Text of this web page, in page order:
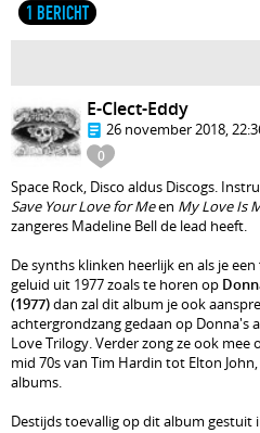
1 BERICHT
0
E-Clect-Eddy
26 november 2018,
Space Rock, Disco aldus Discogs.
Save Your Love for Meen My Love Is
zangeres Madeline Bell de lead heeft.
De synths klinken heerlijk en als je
geluid uit 1977 zoals te horen op
(1977)dan zal dit album je ook
achtergrondzang gedaan op Donna's
Love Trilogy. Verder zong ze ook
mid 70s van Tim Hardin tot Elton
albums.
Destijds toevallig op dit album gestuit